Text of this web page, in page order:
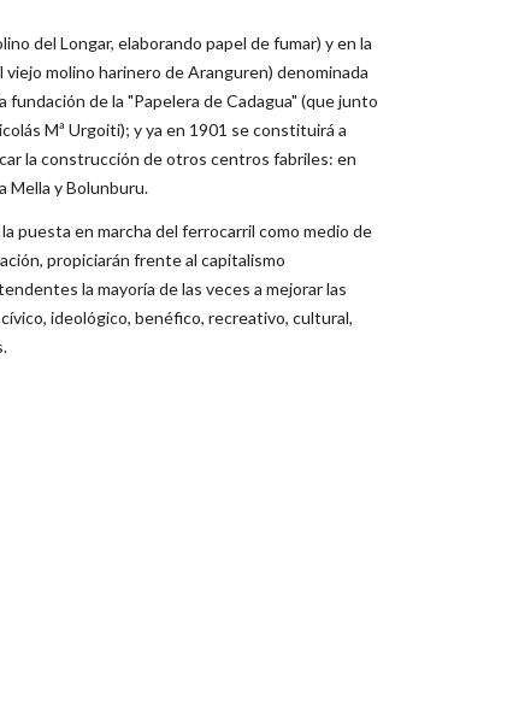
del Longar, elaborando papel de fumar) y en la
molino harinero de Aranguren) denominada
fundación de la "Papelera de Cadagua" (que junto
Mª Urgoiti); y ya en 1901 se constituirá a
la construcción de otros centros fabriles: en
Mella y Bolunburu.
puesta en marcha del ferrocarril como medio de
propiciarán frente al capitalismo
la mayoría de las veces a mejorar las
ideológico, benéfico, recreativo, cultural,